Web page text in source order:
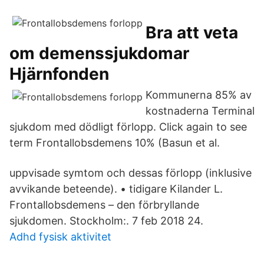
Bra att veta
om demenssjukdomar
Hjärnfonden
Kommunerna 85% av
kostnaderna Terminal
sjukdom med dödligt förlopp. Click again to see
term Frontallobsdemens 10% (Basun et al.
uppvisade symtom och dessas förlopp (inklusive
avvikande beteende). • tidigare Kilander L.
Frontallobsdemens – den förbryllande
sjukdomen. Stockholm:. 7 feb 2018 24.
Adhd fysisk aktivitet